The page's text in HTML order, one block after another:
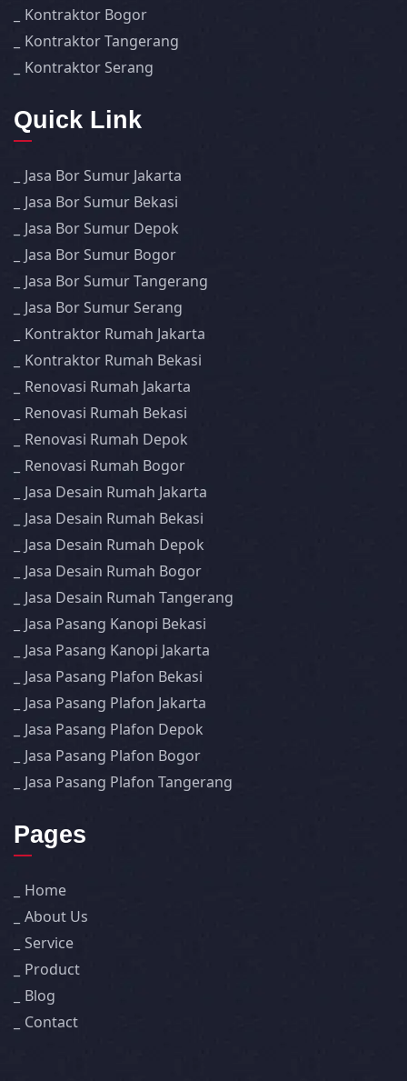
Kontraktor Bogor
Kontraktor Tangerang
Kontraktor Serang
Quick Link
Jasa Bor Sumur Jakarta
Jasa Bor Sumur Bekasi
Jasa Bor Sumur Depok
Jasa Bor Sumur Bogor
Jasa Bor Sumur Tangerang
Jasa Bor Sumur Serang
Kontraktor Rumah Jakarta
Kontraktor Rumah Bekasi
Renovasi Rumah Jakarta
Renovasi Rumah Bekasi
Renovasi Rumah Depok
Renovasi Rumah Bogor
Jasa Desain Rumah Jakarta
Jasa Desain Rumah Bekasi
Jasa Desain Rumah Depok
Jasa Desain Rumah Bogor
Jasa Desain Rumah Tangerang
Jasa Pasang Kanopi Bekasi
Jasa Pasang Kanopi Jakarta
Jasa Pasang Plafon Bekasi
Jasa Pasang Plafon Jakarta
Jasa Pasang Plafon Depok
Jasa Pasang Plafon Bogor
Jasa Pasang Plafon Tangerang
Pages
Home
About Us
Service
Product
Blog
Contact